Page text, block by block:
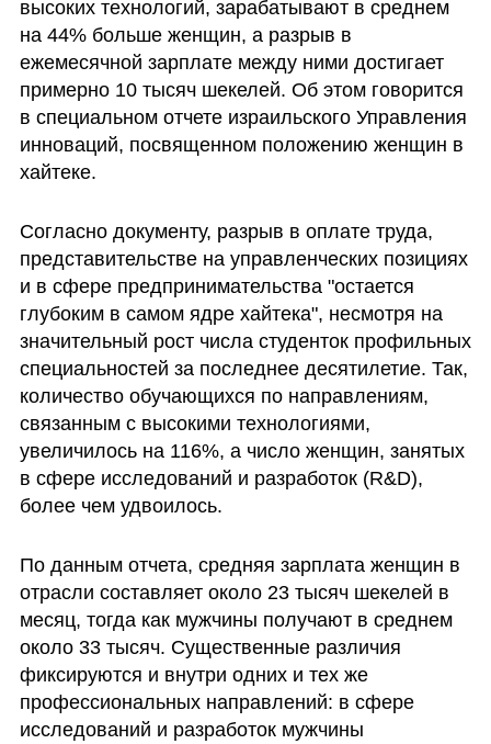
высоких технологий, зарабатывают в среднем
на 44% больше женщин, а разрыв в
ежемесячной зарплате между ними достигает
примерно 10 тысяч шекелей. Об этом говорится
в специальном отчете израильского Управления
инноваций, посвященном положению женщин в
хайтеке.
Согласно документу, разрыв в оплате труда,
представительстве на управленческих позициях
и в сфере предпринимательства "остается
глубоким в самом ядре хайтека", несмотря на
значительный рост числа студенток профильных
специальностей за последнее десятилетие. Так,
количество обучающихся по направлениям,
связанным с высокими технологиями,
увеличилось на 116%, а число женщин, занятых
в сфере исследований и разработок (R&D),
более чем удвоилось.
По данным отчета, средняя зарплата женщин в
отрасли составляет около 23 тысяч шекелей в
месяц, тогда как мужчины получают в среднем
около 33 тысяч. Существенные различия
фиксируются и внутри одних и тех же
профессиональных направлений: в сфере
исследований и разработок мужчины